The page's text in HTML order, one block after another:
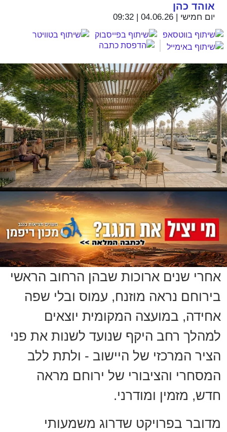
אוהד כהן
יום חמישי | 04.06.26 | 09:32
אחרי שנים ארוכות שבהן הרחוב הראשי
בירוחם נראה מוזנח, עמוס ובלי שפה
אחידה, במועצה המקומית יוצאים
למהלך רחב היקף שנועד לשנות את פני
הציר המרכזי של היישוב - ולתת ללב
המסחרי והציבורי של ירוחם מראה
חדש, מזמין ומודרני.
מדובר בפרויקט שדרוג משמעותי